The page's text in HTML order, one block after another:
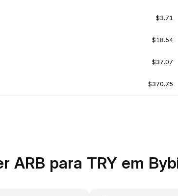
$3.71
$18.54
$37.07
$370.75
ARB para TRY em